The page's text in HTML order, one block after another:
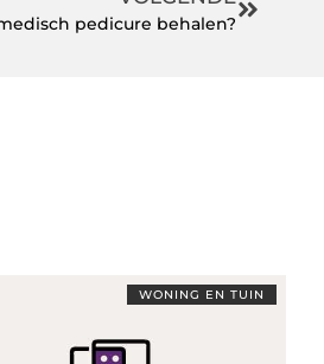
pedicure behalen?
WONING EN TUIN